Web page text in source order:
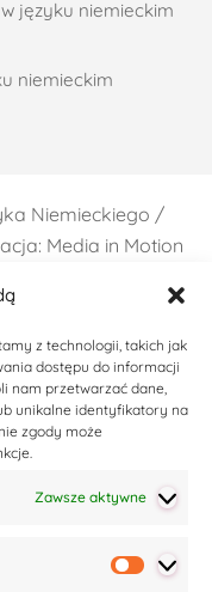
z technologii, takich jak
dostępu do informacji
nam przetwarzać dane,
unikalne identyfikatory na
zgody może
Zawsze aktywne
języku niemieckim
niemieckim
Niemieckiego /
Media in Motion